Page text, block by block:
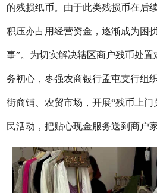
的残损纸币。由于此类残损币在后
积压亦占用经营资金，逐渐成为困
事”。为切实解决辖区商户残币处置
务初心，枣强农商银行孟屯支行组
街商铺、农贸市场，开展“残币上门
民活动，把贴心现金服务送到商户家